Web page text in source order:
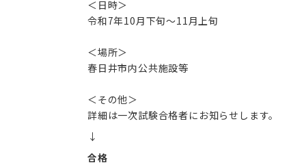
＜日時＞
令和7年10月下旬～11月上旬
＜場所＞
春日井市内公共施設等
＜その他＞
詳細は一次試験合格者にお知らせします。
↓
合格